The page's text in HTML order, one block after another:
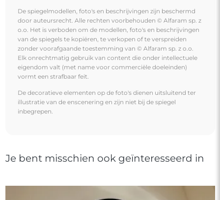
De spiegelmodellen, foto's en beschrijvingen zijn beschermd
door auteursrecht. Alle rechten voorbehouden © Alfaram sp. z
o.o. Het is verboden om de modellen, foto's en beschrijvingen
van de spiegels te kopiëren, te verkopen of te verspreiden
zonder voorafgaande toestemming van © Alfaram sp. z o.o.
Elk onrechtmatig gebruik van content die onder intellectuele
eigendom valt (met name voor commerciële doeleinden)
vormt een strafbaar feit.
De decoratieve elementen op de foto's dienen uitsluitend ter
illustratie van de enscenering en zijn niet bij de spiegel
inbegrepen.
Je bent misschien ook geïnteresseerd in